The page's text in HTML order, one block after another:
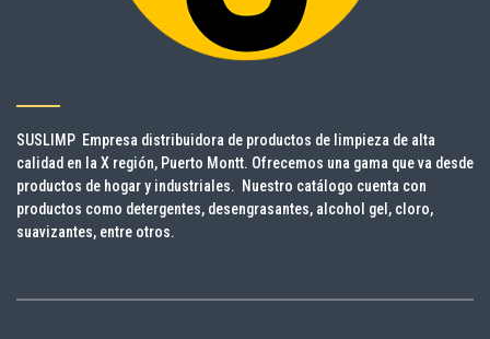
SUSLIMP Empresa distribuidora de productos de limpieza de alta
calidad en la X región, Puerto Montt. Ofrecemos una gama que va desde
productos de hogar y industriales. Nuestro catálogo cuenta con
productos como detergentes, desengrasantes, alcohol gel, cloro,
suavizantes, entre otros.